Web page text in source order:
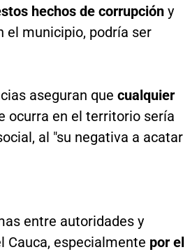
hechos de corrupcióny
el municipio, podría ser
aseguran que cualquier
ocurra en el territorio sería
al "su negativa a acatar
entre autoridades y
Cauca, especialmente por el